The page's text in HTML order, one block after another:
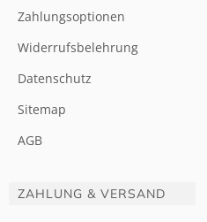
Zahlungsoptionen
Widerrufsbelehrung
Datenschutz
Sitemap
AGB
ZAHLUNG & VERSAND